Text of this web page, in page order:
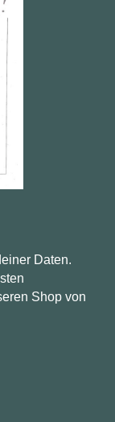
Daten.
Shop von